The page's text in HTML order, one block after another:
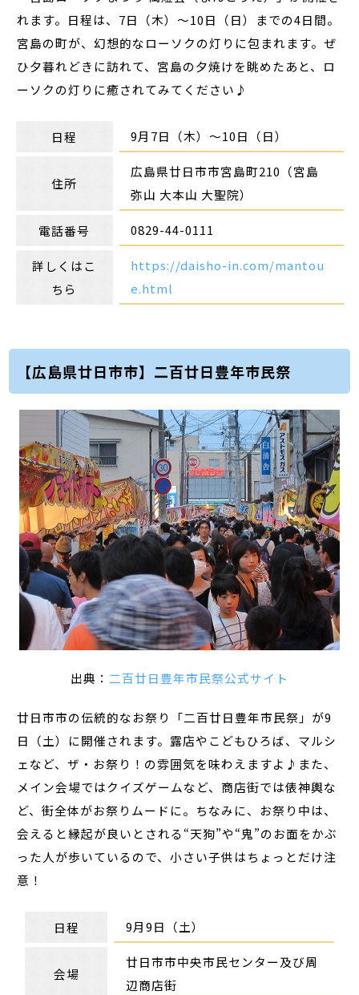
れます。日程は、7日（木）～10日（日）までの4日間。
宮島の町が、幻想的なローソクの灯りに包まれます。ぜ
ひ夕暮れどきに訪れて、宮島の夕焼けを眺めたあと、ロ
ーソクの灯りに癒されてみてください♪
日程 9月7日（木）～10日（日）
住所
広島県廿日市市宮島町210（宮島
弥山 大本山 大聖院）
電話番号 0829-44-0111
詳しくはこ
ちら
https://daisho-in.com/mantou
e.html
【広島県廿日市市】二百廿日豊年市民祭
出典： 二百廿日豊年市民祭公式サイト
廿日市市の伝統的なお祭り「二百廿日豊年市民祭」が9
日（土）に開催されます。露店やこどもひろば、マルシ
ェなど、ザ・お祭り！の雰囲気を味わえますよ♪また、
メイン会場ではクイズゲームなど、商店街では俵神輿な
ど、街全体がお祭りムードに。ちなみに、お祭り中は、
会えると縁起が良いとされる“天狗”や“鬼”のお面をかぶ
った人が歩いているので、小さい子供はちょっとだけ注
意！
日程 9月9日（土）
会場
廿日市市中央市民センター及び周
辺商店街